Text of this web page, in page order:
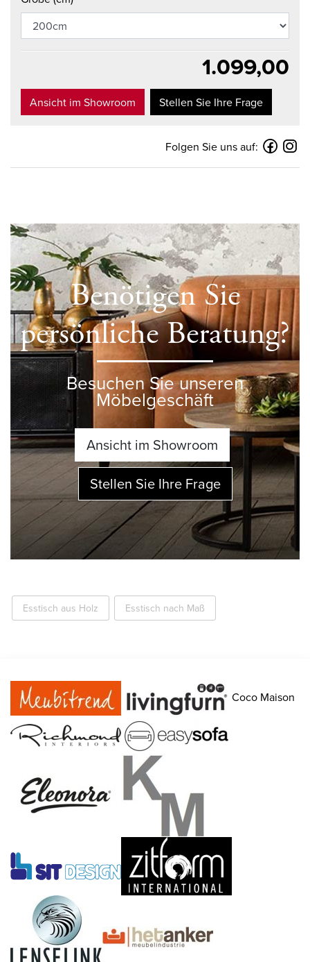
1.099,00
Ansicht im Showroom Stellen Sie Ihre Frage
Folgen Sie uns auf:
Benötigen Sie
persönliche Beratung?
Besuchen Sie unseren
Möbelgeschäft
Ansicht im Showroom
Stellen Sie Ihre Frage
Esstisch aus Holz Esstisch nach Maß
Coco Maison